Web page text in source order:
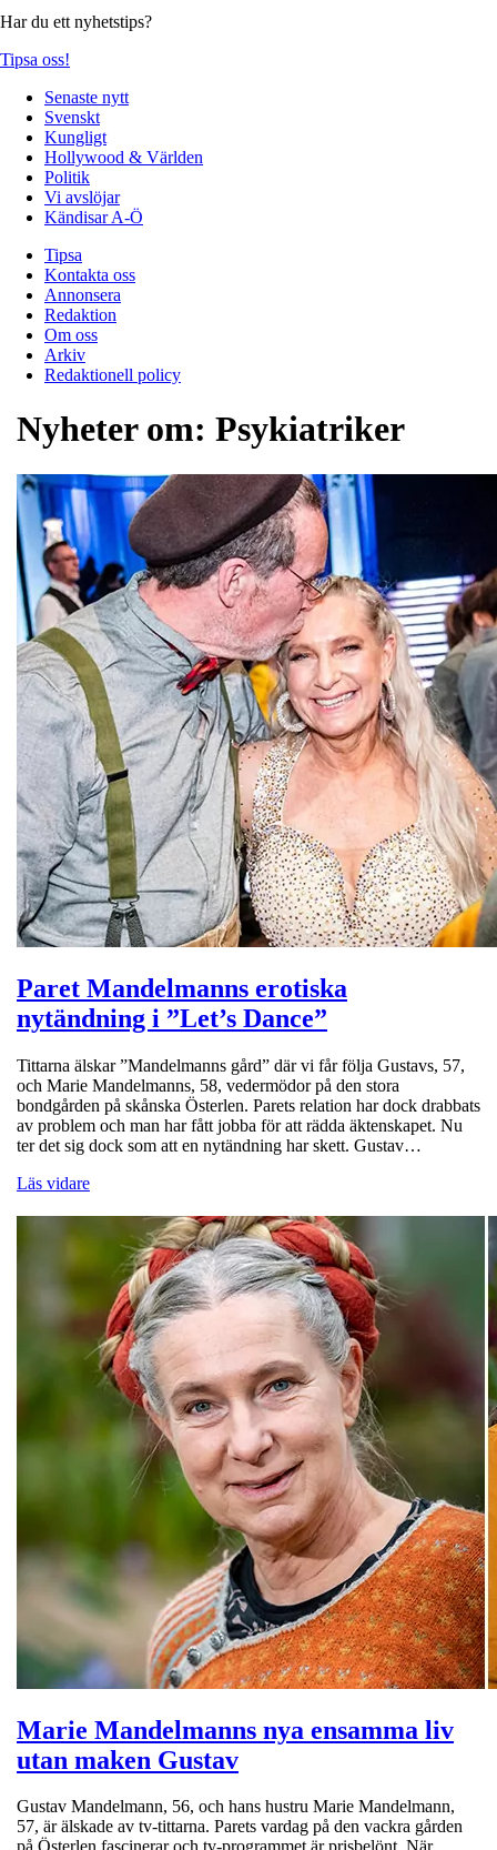
Har du ett nyhetstips?
Tipsa oss!
Senaste nytt
Svenskt
Kungligt
Hollywood & Världen
Politik
Vi avslöjar
Kändisar A-Ö
Tipsa
Kontakta oss
Annonsera
Redaktion
Om oss
Arkiv
Redaktionell policy
Nyheter om: Psykiatriker
Paret Mandelmanns erotiska
nytändning i ”Let’s Dance”
Tittarna älskar ”Mandelmanns gård” där vi får följa Gustavs, 57,
och Marie Mandelmanns, 58, vedermödor på den stora
bondgården på skånska Österlen. Parets relation har dock drabbats
av problem och man har fått jobba för att rädda äktenskapet. Nu
ter det sig dock som att en nytändning har skett. Gustav…
Läs vidare
Marie Mandelmanns nya ensamma liv
utan maken Gustav
Gustav Mandelmann, 56, och hans hustru Marie Mandelmann,
57, är älskade av tv-tittarna. Parets vardag på den vackra gården